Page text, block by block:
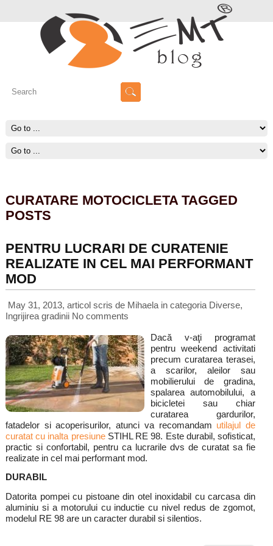
CURATARE MOTOCICLETA TAGGED
POSTS
PENTRU LUCRARI DE CURATENIE
REALIZATE IN CEL MAI PERFORMANT
MOD
May 31, 2013, articol scris de Mihaela in categoria Diverse,
Ingrijirea gradinii No comments
Dacă v-aţi programat
pentru weekend activitati
precum curatarea terasei,
a scarilor, aleilor sau
mobilierului de gradina,
spalarea automobilului, a
bicicletei sau chiar
curatarea gardurilor,
fatadelor si acoperisurilor, atunci va recomandam utilajul de
curatat cu inalta presiuneSTIHL RE 98. Este durabil, sofisticat,
practic si confortabil, pentru ca lucrarile dvs de curatat sa fie
realizate in cel mai performant mod.
DURABIL
Datorita pompei cu pistoane din otel inoxidabil cu carcasa din
aluminiu si a motorului cu inductie cu nivel redus de zgomot,
modelul RE 98 are un caracter durabil si silentios.